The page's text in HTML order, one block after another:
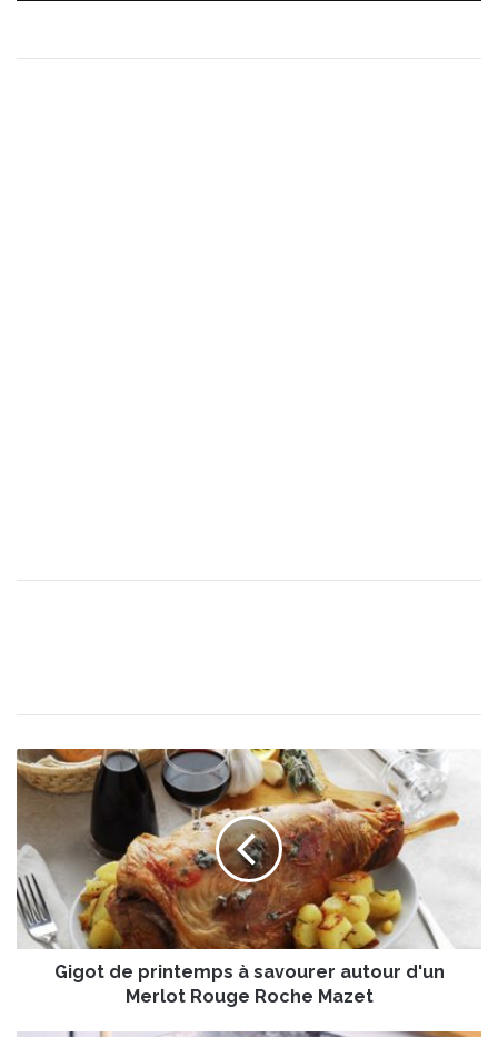
G
t
d
e
p
r
Gigot de printemps à savourer autour d'un
Merlot Rouge Roche Mazet